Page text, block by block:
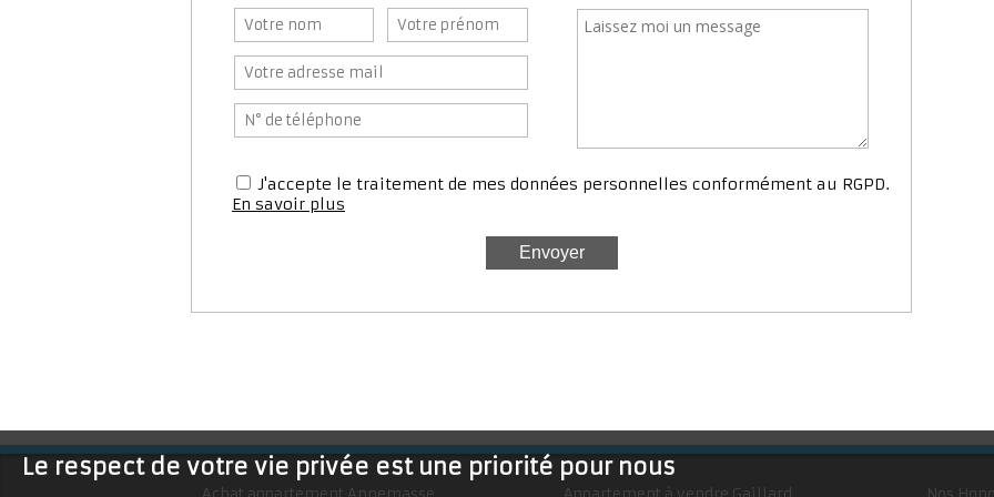
J'accepte le traitement de mes données personnelles conformément au RGPD.
En savoir plus
Le respect de votre vie privée est une priorité pour nous